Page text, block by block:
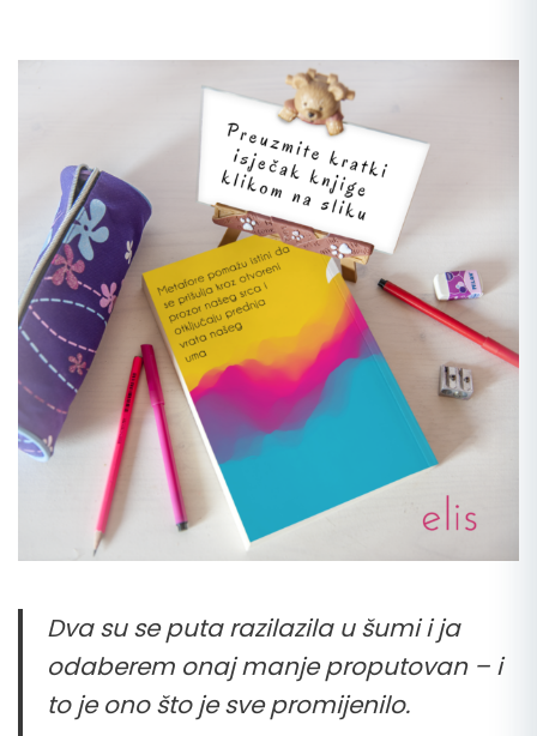
Dva su se puta razilazila u šumi i ja
odaberem onaj manje proputovan – i
to je ono što je sve promijenilo.